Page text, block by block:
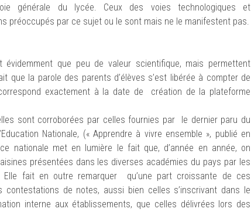
générale du lycée. Ceux des voies technologiques et
préoccupés par ce sujet ou le sont mais ne le manifestent pas.
évidemment que peu de valeur scientifique, mais permettent
que la parole des parents d’élèves s’est libérée à compter de
exactement à la date de création de la plateforme
sont corroborées par celles fournies par le dernier paru du
Nationale, (« Apprendre à vivre ensemble », publié en
nationale met en lumière le fait que, d’année en année, on
présentées dans les diverses académies du pays par les
Elle fait en outre remarquer qu’une part croissante de ces
contestations de notes, aussi bien celles s’inscrivant dans le
interne aux établissements, que celles délivrées lors des